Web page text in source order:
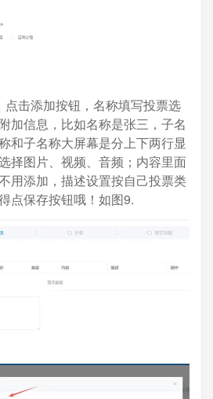
点击添加按钮，名称填写投票选
加信息，比如名称是张三，子名
和子名称大屏幕是分上下两行显
择图片、视频、音频；内容里面
用添加，描述设置按自己投票类
点保存按钮哦！如图9.